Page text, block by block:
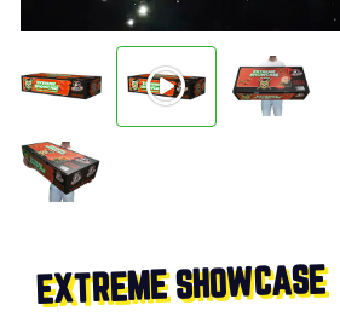
EXTREME SHOWCASE